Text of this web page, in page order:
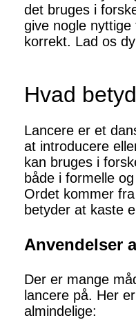
det bruges i
give nogle
korrekt. Lad os
Hvad
Lancere er et
at introducere
kan bruges i
både i formelle
Ordet kommer
betyder at kaste
Anvendelser
Der er mange
lancere på. Her
almindelige: